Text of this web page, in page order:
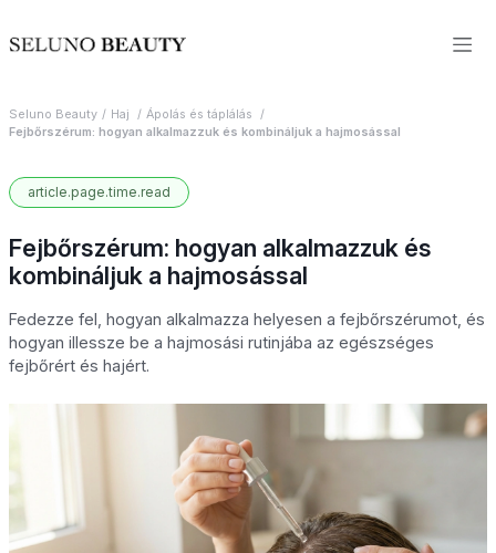
Seluno Beauty Haj
Ápolás és táplálás
Fejbőrszérum: hogyan alkalmazzuk és kombináljuk a hajmosással
article.page.time.read
Fejbőrszérum: hogyan alkalmazzuk és
kombináljuk a hajmosással
Fedezze fel, hogyan alkalmazza helyesen a fejbőrszérumot, és
hogyan illessze be a hajmosási rutinjába az egészséges
fejbőrért és hajért.